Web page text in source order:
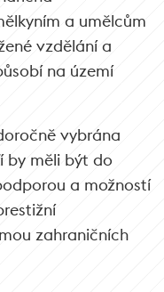
a umělcům
vzdělání a
na území
vybrána
by měli být do
a možností
zahraničních